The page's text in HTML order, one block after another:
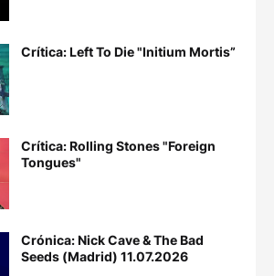
Crítica: Left To Die "Initium Mortis”
Crítica: Rolling Stones "Foreign
Tongues"
Crónica: Nick Cave & The Bad
Seeds (Madrid) 11.07.2026